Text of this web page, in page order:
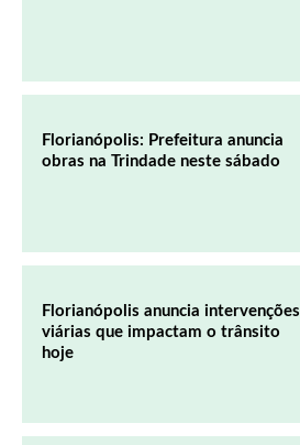
Florianópolis: Prefeitura anuncia
obras na Trindade neste sábado
Florianópolis anuncia intervenções
viárias que impactam o trânsito
hoje